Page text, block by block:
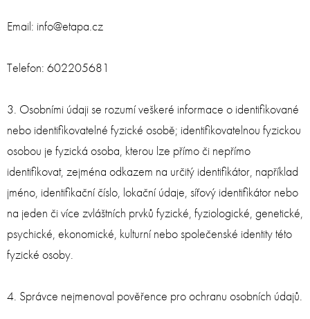
Email: info@etapa.cz
Telefon: 602205681
3. Osobními údaji se rozumí veškeré informace o identifikované
nebo identifikovatelné fyzické osobě; identifikovatelnou fyzickou
osobou je fyzická osoba, kterou lze přímo či nepřímo
identifikovat, zejména odkazem na určitý identifikátor, například
jméno, identifikační číslo, lokační údaje, síťový identifikátor nebo
na jeden či více zvláštních prvků fyzické, fyziologické, genetické,
psychické, ekonomické, kulturní nebo společenské identity této
fyzické osoby.
4. Správce nejmenoval pověřence pro ochranu osobních údajů.